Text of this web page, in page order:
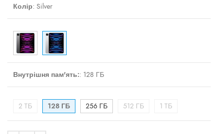
Колір: Silver
Внутрішня пам'ять:: 128 ГБ
2 TБ 128 ГБ 256 ГБ 512 ГБ 1 TБ